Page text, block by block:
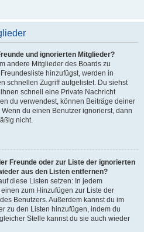
und ignorierten Mitglieder?
andere Mitglieder des Boards zu
hinzufügst, werden in
schnellen Zugriff aufgelistet. Du siehst
schnell eine Private Nachricht
du verwendest, können Beiträge deiner
du einen Benutzer ignorierst, dann
nicht.
Freunde oder zur Liste der ignorierten
aus den Listen entfernen?
diese Listen setzen: In jedem
zum Hinzufügen zur Liste der
Benutzers. Außerdem kannst du im
zu den Listen hinzufügen, indem du
Stelle kannst du sie auch wieder